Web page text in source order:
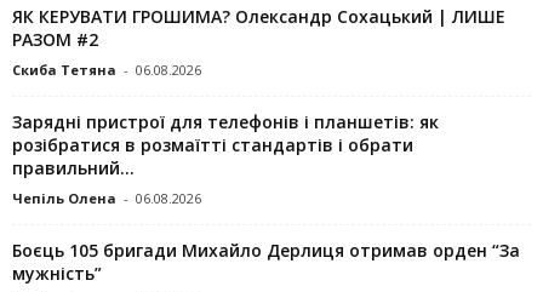
ЯК КЕРУВАТИ ГРОШИМА? Олександр Сохацький | ЛИШЕ
РАЗОМ #2
Скиба Тетяна - 06.08.2026
Зарядні пристрої для телефонів і планшетів: як
розібратися в розмаїтті стандартів і обрати
правильний...
Чепіль Олена - 06.08.2026
Боєць 105 бригади Михайло Дерлиця отримав орден “За
мужність”